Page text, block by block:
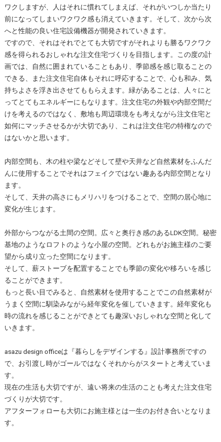
ワクしますが、人はそれに慣れてしまえば、それがいつしか当たり
前になってしまいワクワク感も消えていきます。そして、次から次
へと性能の良い住宅設備機器が開発されていきます。
ですので、それはそれでとても大切ですがそれよりも勝るワクワク
感を得られるおしゃれな注文住宅づくりを目指します。この度の計
画では、自然に囲まれていることもあり、季節感を感じ取ることの
できる、また注文住宅自体もそれに呼応することで、心も和み、気
持ちよさを浮き出させてももらえます。緑があることは、人々にと
ってとてもエネルギーにもなります。注文住宅の外観や内部空間だ
けを考えるのではなく、敷地も周辺環境をも考えながら注文住宅と
如何にマッチさせるかが大切であり、これは注文住宅の特権なので
はないかと思います。
内部空間も、木の柱や梁などそして壁や天井など自然素材をふんだ
んに使用することでそれはフェイクではない趣ある内部空間となり
ます。
そして、天井の高さにもメリハリをつけることで、空間の居心地に
変化が生じます。
外部からつながる土間の空間。広々と奥行き感のあるLDK空間。秘密
基地のようなロフトのような小屋の空間。どれもがお施主様のご要
望から成り立った空間になります。
そして、薪ストーブを配置することでも季節の変化や移ろいを感じ
ることができます。
もっと長い目でみると、自然素材を使用することでこの自然素材が
うまく空間に馴染みながら経年変化を催していきます。経年変化も
時の流れを感じることができとても趣深いおしゃれな空間と化して
いきます。
asazu design officeは『暮らしをデザインする』設計事務所ですの
で、お引渡し時がゴールではなくそれからがスタートと考えていま
す。
現在の生活も大切ですが、遠い将来の生活のことも考えた注文住宅
づくりが大切です。
アフターフォローも大切にお施主様とは一生のお付き合いとなりま
す。